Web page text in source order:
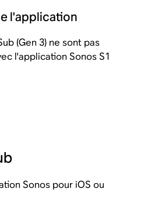
l'application
(Gen 3) ne sont pas
l'application Sonos S1
Sonos pour iOS ou